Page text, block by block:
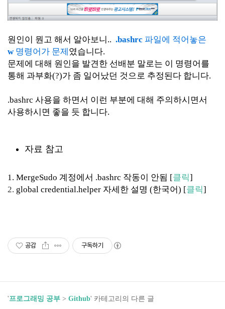
원인이 뭔고 해서 알아보니.. .bashrc 파일에 적어놓은
w명령어가 문제 였습니다.
문제에 대해 원인을 발견한 선배분 말로는 이 명령어를
통해 과부화(?)가 좀 일어났던 것으로 추정된다 합니다.
.bashrc 사용을 하면서 이런 부분에 대해 주의하시면서
사용하시면 좋을 듯 합니다.
자료 참고
1. MergeSudo 계정에서 .bashrc 작동이 안됨 [클릭]
2. global credential.helper 자세한 설명 (한국어) [클릭]
공감 구독하기
'프로그래밍 공부 > Github' 카테고리의 다른 글